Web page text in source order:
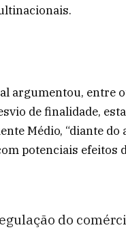
argumentou, entre
de finalidade,
Médio, “diante
potenciais efeitos
do